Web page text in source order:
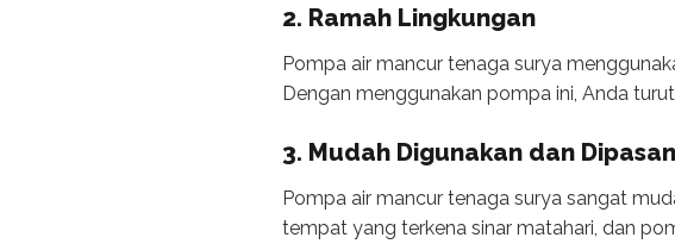
2. Ramah Lingkungan
Pompa air mancur tenaga surya
Dengan menggunakan pompa ini, Anda
3. Mudah Digunakan dan
Pompa air mancur tenaga surya sangat
tempat yang terkena sinar matahari, dan